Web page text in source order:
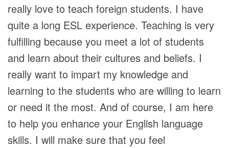
really love to teach foreign students. I have
quite a long ESL experience. Teaching is very
fulfilling because you meet a lot of students
and learn about their cultures and beliefs. I
really want to impart my knowledge and
learning to the students who are willing to learn
or need it the most. And of course, I am here
to help you enhance your English language
skills. I will make sure that you feel